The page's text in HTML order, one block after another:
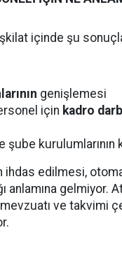
içinde şu
genişlemesi
için kadro
şube kurulumlarının
ihdas edilmesi,
anlamına gelmiyor.
ve takvimi